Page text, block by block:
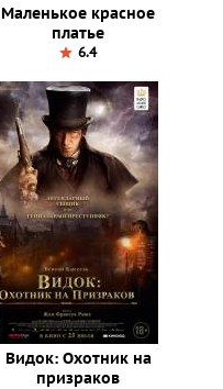
Маленькое красное
платье
6.4
Видок: Охотник на
призраков